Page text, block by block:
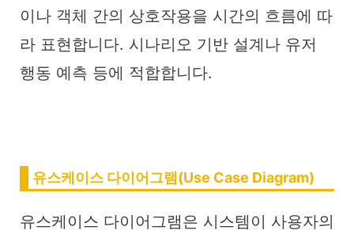
이나 객체 간의 상호작용을 시간의 흐름에 따
라 표현합니다. 시나리오 기반 설계나 유저
행동 예측 등에 적합합니다.
유스케이스 다이어그램(Use Case Diagram)
유스케이스 다이어그램은 시스템이 사용자의